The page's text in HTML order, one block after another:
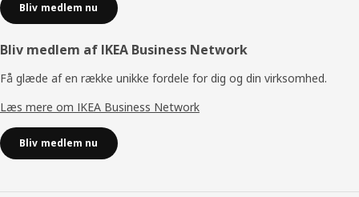
Bliv medlem nu
Bliv medlem af IKEA Business Network
Få glæde af en række unikke fordele for dig og din virksomhed.
Læs mere om IKEA Business Network
Bliv medlem nu